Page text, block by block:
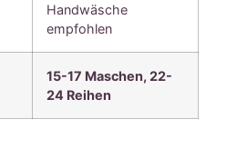
Handwäsche
empfohlen
15-17 Maschen, 22-
24 Reihen